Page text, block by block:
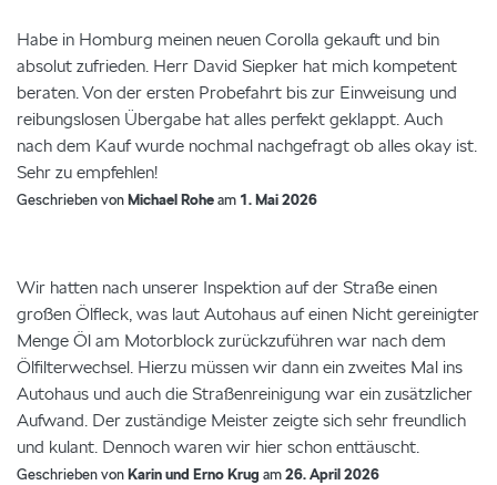
Habe in Homburg meinen neuen Corolla gekauft und bin
absolut zufrieden. Herr David Siepker hat mich kompetent
beraten. Von der ersten Probefahrt bis zur Einweisung und
reibungslosen Übergabe hat alles perfekt geklappt. Auch
nach dem Kauf wurde nochmal nachgefragt ob alles okay ist.
Sehr zu empfehlen!
Geschrieben vonMichael Roheam 1. Mai 2026
Wir hatten nach unserer Inspektion auf der Straße einen
großen Ölfleck, was laut Autohaus auf einen Nicht gereinigter
Menge Öl am Motorblock zurückzuführen war nach dem
Ölfilterwechsel. Hierzu müssen wir dann ein zweites Mal ins
Autohaus und auch die Straßenreinigung war ein zusätzlicher
Aufwand. Der zuständige Meister zeigte sich sehr freundlich
und kulant. Dennoch waren wir hier schon enttäuscht.
Geschrieben vonKarin und Erno Krug am26. April 2026